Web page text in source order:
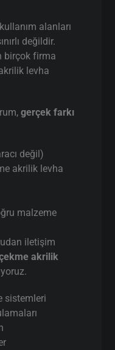
alanları
değildir.
birçok firma
levha
gerçek farkı
değil)
akrilik levha
malzeme
iletişim
akrilik
sistemleri